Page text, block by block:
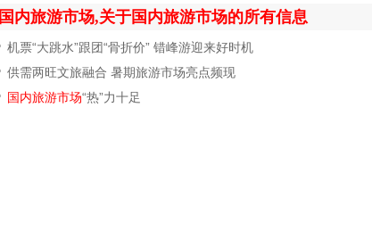
国内旅游市场,关于国内旅游市场的所有信息
机票“大跳水”跟团“骨折价” 错峰游迎来好时机
供需两旺文旅融合 暑期旅游市场亮点频现
国内旅游市场“热”力十足